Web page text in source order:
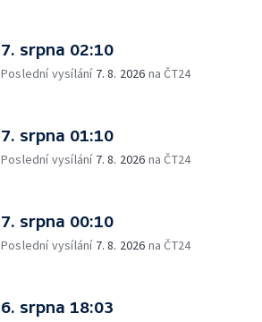
7. srpna 02:10
Poslední vysílání 7. 8. 2026 na ČT24
7. srpna 01:10
Poslední vysílání 7. 8. 2026 na ČT24
7. srpna 00:10
Poslední vysílání 7. 8. 2026 na ČT24
6. srpna 18:03